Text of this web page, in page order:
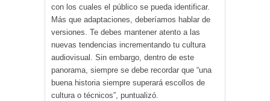
con los cuales el público se pueda identificar.
Más que adaptaciones, deberíamos hablar de
versiones. Te debes mantener atento a las
nuevas tendencias incrementando tu cultura
audiovisual. Sin embargo, dentro de este
panorama, siempre se debe recordar que “una
buena historia siempre superará escollos de
cultura o técnicos”, puntualizó.